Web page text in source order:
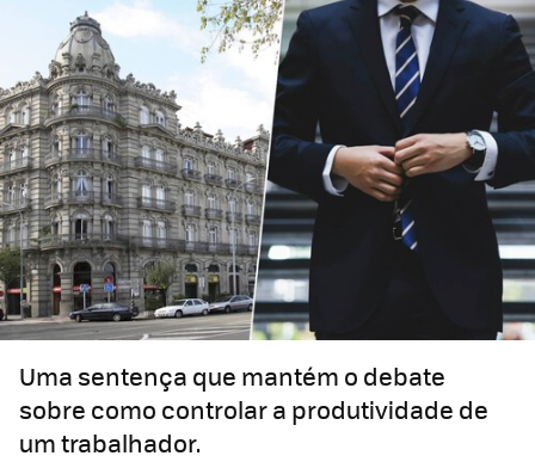
Uma sentença que mantém o debate
sobre como controlar a produtividade de
um trabalhador.